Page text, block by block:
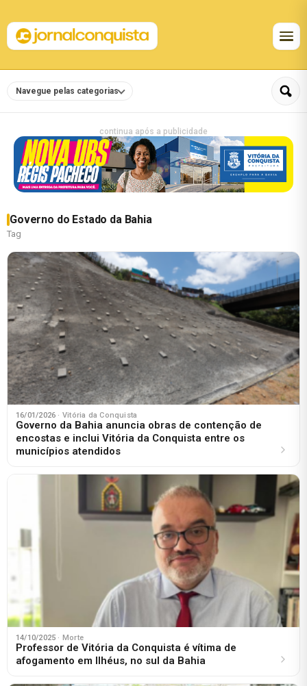
Navegue pelas categorias
continua após a publicidade
Governo do Estado da Bahia
Tag
16/01/2026 · Vitória da Conquista
Governo da Bahia anuncia obras de contenção de
encostas e inclui Vitória da Conquista entre os
municípios atendidos
14/10/2025 · Morte
Professor de Vitória da Conquista é vítima de
afogamento em Ilhéus, no sul da Bahia